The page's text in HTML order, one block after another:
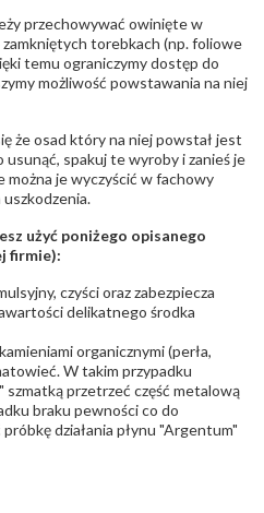
przechowywać owinięte w
zamkniętych torebkach (np. foliowe
temu ograniczymy dostęp do
możliwość powstawania na niej
że osad który na niej powstał jest
usunąć, spakuj te wyroby i zanieś je
można je wyczyścić w fachowy
uszkodzenia.
użyć poniżego opisanego
firmie):
czyści oraz zabezpiecza
delikatnego środka
organicznymi (perła,
W takim przypadku
szmatką przetrzeć część metalową
braku pewności co do
działania płynu "Argentum"